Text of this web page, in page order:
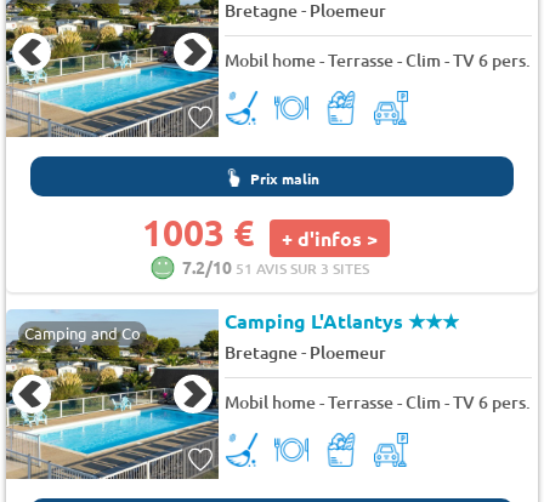
Bretagne- Ploemeur
Mobil home - Terrasse - Clim - TV 6 pers.
Prix malin
1003 € + d'infos >
7.2/10 51 AVIS SUR 3 SITES
Camping and Co Camping L'Atlantys★★★
Bretagne- Ploemeur
Mobil home - Terrasse - Clim - TV 6 pers.